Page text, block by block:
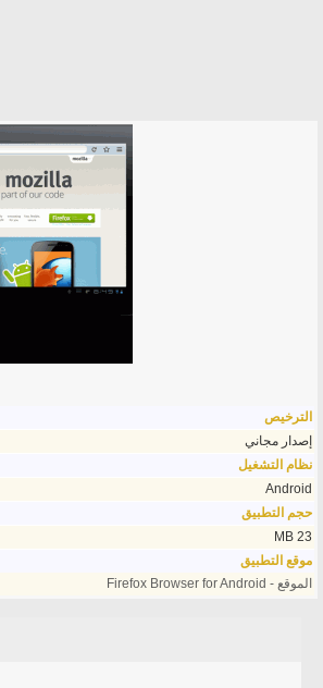
الترخيص
إصدار مجاني
نظام التشغيل
Android
حجم التطبيق
23 MB
موقع التطبيق
الموقع - Firefox Browser for Android